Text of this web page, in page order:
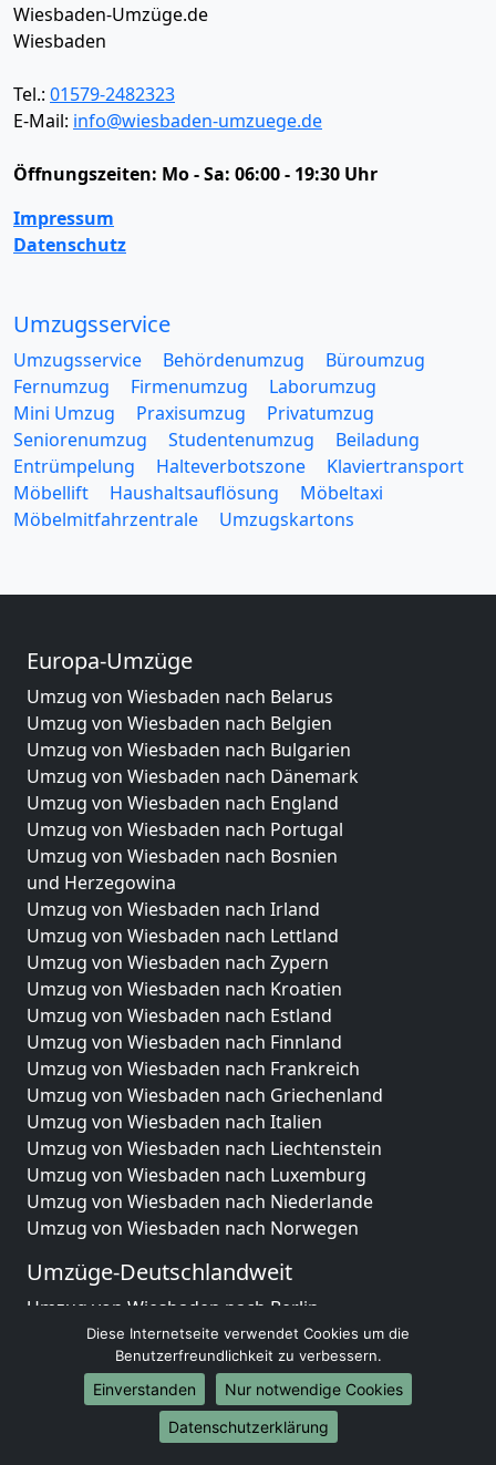
Wiesbaden-Umzüge.de
Wiesbaden
Tel.: 01579-2482323
E-Mail: info@wiesbaden-umzuege.de
Öffnungszeiten: Mo - Sa: 06:00 - 19:30 Uhr
Impressum
Datenschutz
Umzugsservice
Umzugsservice Behördenumzug
Büroumzug
Fernumzug
Firmenumzug
Laborumzug
Mini Umzug
Praxisumzug
Privatumzug
Seniorenumzug
Studentenumzug
Beiladung
Entrümpelung
Halteverbotszone
Klaviertransport
Möbellift
Haushaltsauflösung
Möbeltaxi
Möbelmitfahrzentrale
Umzugskartons
Europa-Umzüge
Umzug von Wiesbaden nach Belarus
Umzug von Wiesbaden nach Belgien
Umzug von Wiesbaden nach Bulgarien
Umzug von Wiesbaden nach Dänemark
Umzug von Wiesbaden nach England
Umzug von Wiesbaden nach Portugal
Umzug von Wiesbaden nach Bosnien
und Herzegowina
Umzug von Wiesbaden nach Irland
Umzug von Wiesbaden nach Lettland
Umzug von Wiesbaden nach Zypern
Umzug von Wiesbaden nach Kroatien
Umzug von Wiesbaden nach Estland
Umzug von Wiesbaden nach Finnland
Umzug von Wiesbaden nach Frankreich
Umzug von Wiesbaden nach Griechenland
Umzug von Wiesbaden nach Italien
Umzug von Wiesbaden nach Liechtenstein
Umzug von Wiesbaden nach Luxemburg
Umzug von Wiesbaden nach Niederlande
Umzug von Wiesbaden nach Norwegen
Umzüge-Deutschlandweit
Umzug von Wiesbaden nach Berlin
Umzug von Wiesbaden nach Hamburg
Umzug von Wiesbaden nach München
Umzug von Wiesbaden nach Köln
Umzug von Wiesbaden nach Frankfurt am Main
Umzug von Wiesbaden nach Stuttgart
Diese Internetseite verwendet Cookies um die
Benutzerfreundlichkeit zu verbessern.
Einverstanden
Nur notwendige Cookies
Datenschutzerklärung